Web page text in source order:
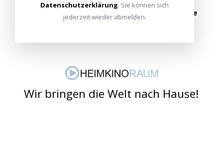
oder schreiben Sie uns: info@heimkinoraum.de
Wir bringen die Welt nach Hause!
Datenschutzerklärung. Sie können sich
jederzeit wieder abmelden.